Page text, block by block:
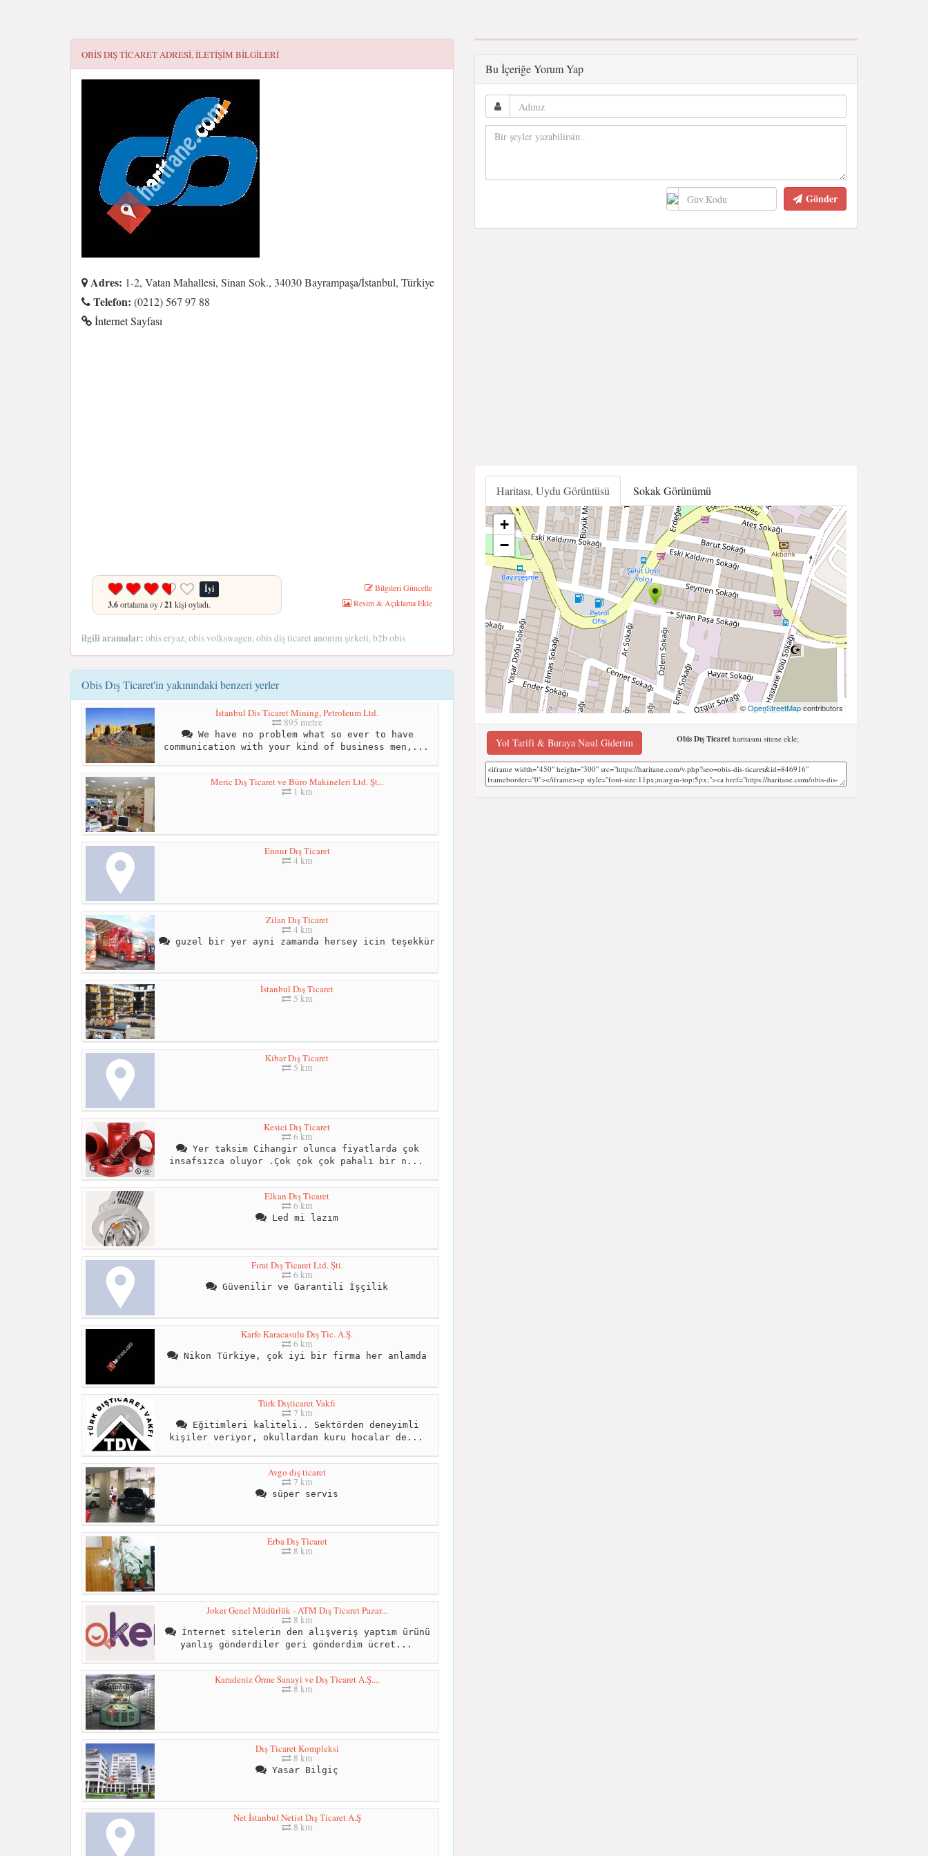
OBIS DIŞ TICARETADRESI, ILETIŞIM BILGILERI
Adres: 1-2, Vatan Mahallesi, Sinan Sok., 34030 Bayrampaşa/İstanbul, Türkiye
Telefon: (0212) 567 97 88
İnternet Sayfası
İyi
3.6ortalama oy /21 kişi oyladı.
Bilgileri Güncelle
Resim & Açıklama Ekle
ilgili aramalar: obis eryaz, obis volkswagen, obis diş ticaret anonim şirketi, b2b obis
Obis Dış Ticaret'in yakınındaki benzeri yerler
İstanbul Dis Ticaret Mining, Petroleum Ltd.
895 metre
We have no problem what so ever to have
communication with your kind of business men,...
Meric Dış Ticaret ve Büro Makineleri Ltd. Şt...
1 km
Ennur Dış Ticaret
4 km
Zilan Dış Ticaret
4 km
guzel bir yer ayni zamanda hersey icin teşekkür
İstanbul Dış Ticaret
5 km
Kibar Dış Ticaret
5 km
Kesici Dış Ticaret
6 km
Yer taksim Cihangir olunca fiyatlarda çok
insafsızca oluyor .Çok çok çok pahalı bir n...
Elkan Dış Ticaret
6 km
Led mi lazım
Fırat Dış Ticaret Ltd. Şti.
6 km
Güvenilir ve Garantili İşçilik
Karfo Karacasulu Dış Tic. A.Ş.
6 km
Nikon Türkiye, çok iyi bir firma her anlamda
Türk Dışticaret Vakfı
7 km
Eğitimleri kaliteli.. Sektörden deneyimli
kişiler veriyor, okullardan kuru hocalar de...
Avgo dış ticaret
7 km
süper servis
Erba Dış Ticaret
8 km
Joker Genel Müdürlük - ATM Dış Ticaret Pazar...
8 km
İnternet sitelerin den alışveriş yaptım ürünü
yanlış gönderdiler geri gönderdim ücret...
Karadeniz Örme Sanayi ve Dış Ticaret A.Ş....
8 km
Dış Ticaret Kompleksi
8 km
Yasar Bilgiç
Net İstanbul Netist Dış Ticaret A.Ş
8 km
Bu İçeriğe Yorum Yap
Gönder
Haritası, Uydu Görüntüsü Sokak Görünümü
+
−
©OpenStreetMapcontributors
Yol Tarifi & Buraya Nasıl Giderim Obis Dış Ticaretharitasını sitene ekle;